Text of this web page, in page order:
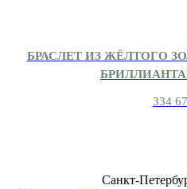
БРАСЛЕТ ИЗ ЖЁЛТОГО
334
Санкт-